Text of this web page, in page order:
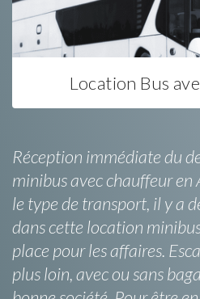
Location Bus
Réception immédiate du
minibus avec chauffeur en
le type de transport, il y a
dans cette location
place pour les affaires.
plus loin, avec ou sans